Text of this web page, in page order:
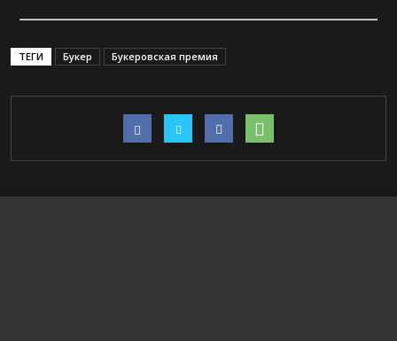
ТЕГИ Букер Букеровская премия